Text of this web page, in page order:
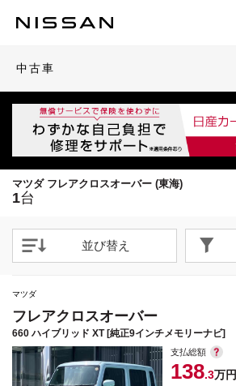
中古車
マツダ フレアクロスオーバー (東海)
1台
並び替え
閉じる
マツダ
フレアクロスオーバー
660 ハイブリッド XT [純正9インチメモリーナビ]
支払総額
138.3万円